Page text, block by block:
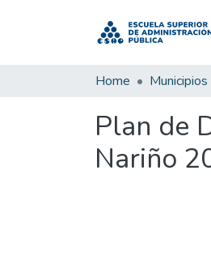
Home Municipios
Plan de
Nariño